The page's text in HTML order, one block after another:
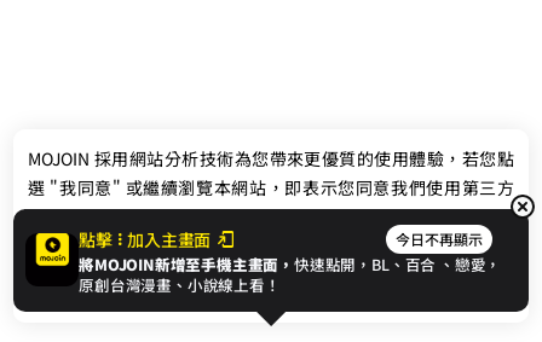
聯絡我們
© 2024 gamania Digital Entertainment Co., Ltd.
點擊 加入主畫面 今日不再顯示
將MOJOIN新增至手機主畫面，快速點開，BL、 百合 、戀愛，
原創台灣漫畫、小說線上看！
MOJOIN 採用網站分析技術為您帶來更優質的使用體驗，若您點
選 "我同意" 或繼續瀏覽本網站，即表示您同意我們使用第三方
Cookie，欲瞭解更多資訊請見隱私權政策。
我同意